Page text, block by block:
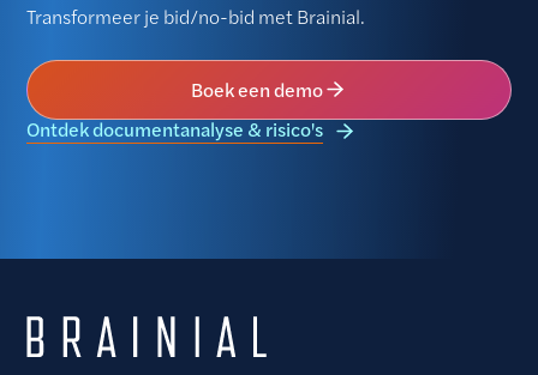
Transformeer je bid/no-bid met Brainial.
Boek een demo
Ontdek documentanalyse & risico's